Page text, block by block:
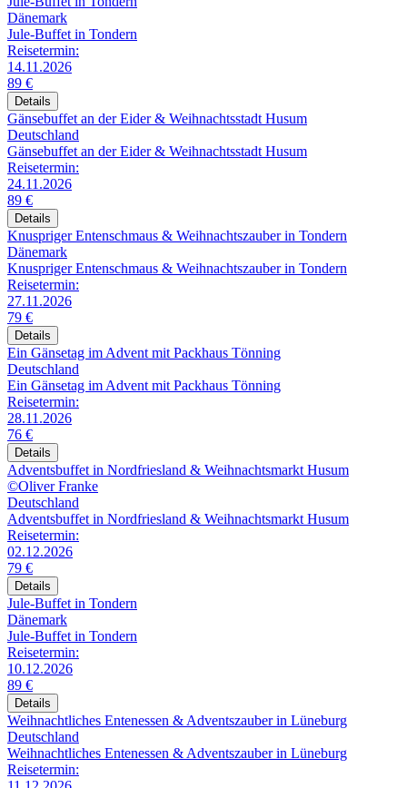
Dänemark
Jule-Buffet in Tondern
Reisetermin:
14.11.2026
89 €
Details
Gänsebuffet an der Eider & Weihnachtsstadt Husum
Deutschland
Gänsebuffet an der Eider & Weihnachtsstadt Husum
Reisetermin:
24.11.2026
89 €
Details
Knuspriger Entenschmaus & Weihnachtszauber in Tondern
Dänemark
Knuspriger Entenschmaus & Weihnachtszauber in Tondern
Reisetermin:
27.11.2026
79 €
Details
Ein Gänsetag im Advent mit Packhaus Tönning
Deutschland
Ein Gänsetag im Advent mit Packhaus Tönning
Reisetermin:
28.11.2026
76 €
Details
Adventsbuffet in Nordfriesland & Weihnachtsmarkt Husum
©Oliver Franke
Deutschland
Adventsbuffet in Nordfriesland & Weihnachtsmarkt Husum
Reisetermin:
02.12.2026
79 €
Details
Jule-Buffet in Tondern
Dänemark
Jule-Buffet in Tondern
Reisetermin:
10.12.2026
89 €
Details
Weihnachtliches Entenessen & Adventszauber in Lüneburg
Deutschland
Weihnachtliches Entenessen & Adventszauber in Lüneburg
Reisetermin: